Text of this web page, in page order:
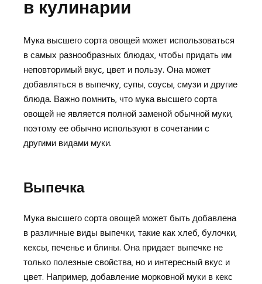
в кулинарии
Мука высшего сорта овощей может использоваться
в самых разнообразных блюдах‚ чтобы придать им
неповторимый вкус‚ цвет и пользу. Она может
добавляться в выпечку‚ супы‚ соусы‚ смузи и другие
блюда. Важно помнить‚ что мука высшего сорта
овощей не является полной заменой обычной муки‚
поэтому ее обычно используют в сочетании с
другими видами муки.
Выпечка
Мука высшего сорта овощей может быть добавлена
в различные виды выпечки‚ такие как хлеб‚ булочки‚
кексы‚ печенье и блины. Она придает выпечке не
только полезные свойства‚ но и интересный вкус и
цвет. Например‚ добавление морковной муки в кекс